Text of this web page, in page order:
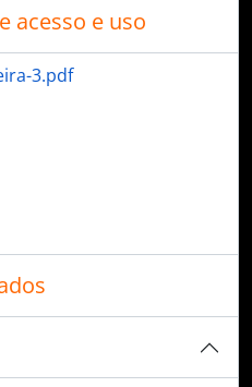
acesso e uso
3.pdf